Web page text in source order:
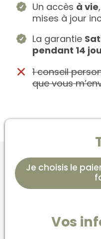
Un accès à vie
mises à jour
La garantie
pendant 14
1 conseil
que vous
Je choisis le
Vos